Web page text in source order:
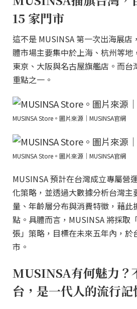
15 家門市
這不是 MUSINSA 第一次出海展店
體市場主要集中於上海、杭州等地
東京、大阪與名古屋旗艦店。而台
重點之一。
MUSINSA Store。圖片來源｜MUSINSA官網
MUSINSA Store。圖片來源｜MUSINSA官網
MUSINSA 預計在台灣成立專屬營
化策略，並透過大數據分析台灣主
量、年齡層分布與消費特徵，藉此
點。具體而言，MUSINSA 將採取
張」策略，目標在未來五年內，於
市。
MUSINSA有何魅力？
台，是一代人的流行記